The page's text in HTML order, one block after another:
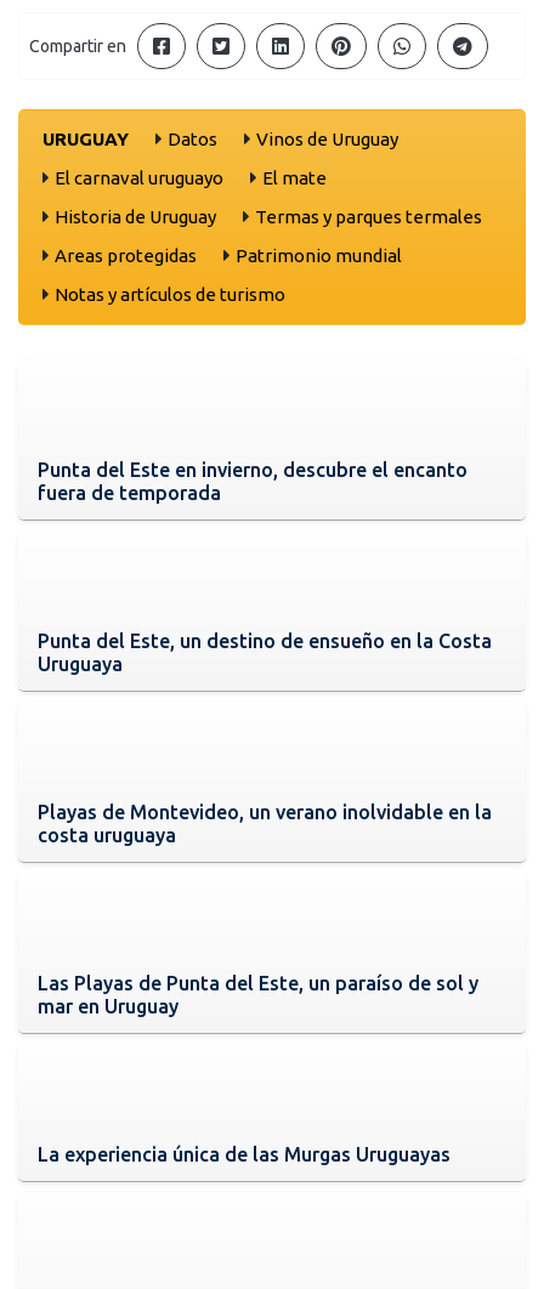
Compartir en
URUGUAY Datos
Vinos de Uruguay
El carnaval uruguayo
El mate
Historia de Uruguay
Termas y parques termales
Areas protegidas
Patrimonio mundial
Notas y artículos de turismo
Punta del Este en invierno, descubre el encanto
fuera de temporada
Punta del Este, un destino de ensueño en la Costa
Uruguaya
Playas de Montevideo, un verano inolvidable en la
costa uruguaya
Las Playas de Punta del Este, un paraíso de sol y
mar en Uruguay
La experiencia única de las Murgas Uruguayas